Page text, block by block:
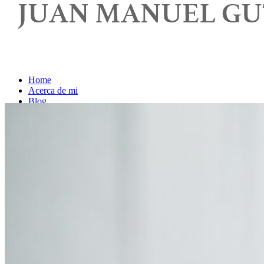
Home
Acerca de mi
Blog